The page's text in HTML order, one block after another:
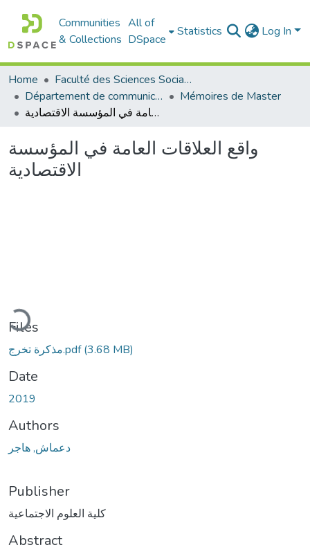
Communities
& Collections
All of
DSpace
Statistics Log In
Home
Faculté des Sciences Sociales
Département de communication
Mémoires de Master
واقع العلاقات العامة في المؤسسة الاقتصادية
واقع العلاقات العامة في المؤسسة
الاقتصادية
Loading...
Files
مذكرة تخرج.pdf(3.68 MB)
Date
2019
Authors
دعماش, هاجر
Publisher
كلية العلوم الاجتماعية
Abstract